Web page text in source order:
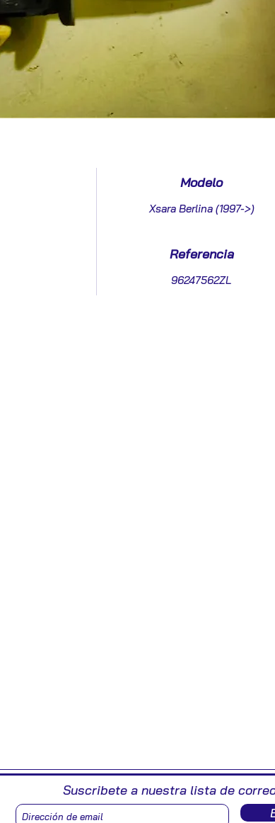
Modelo
Xsara Berlina (1997->)
Referencia
96247562ZL
Suscribete a nuestra lista de